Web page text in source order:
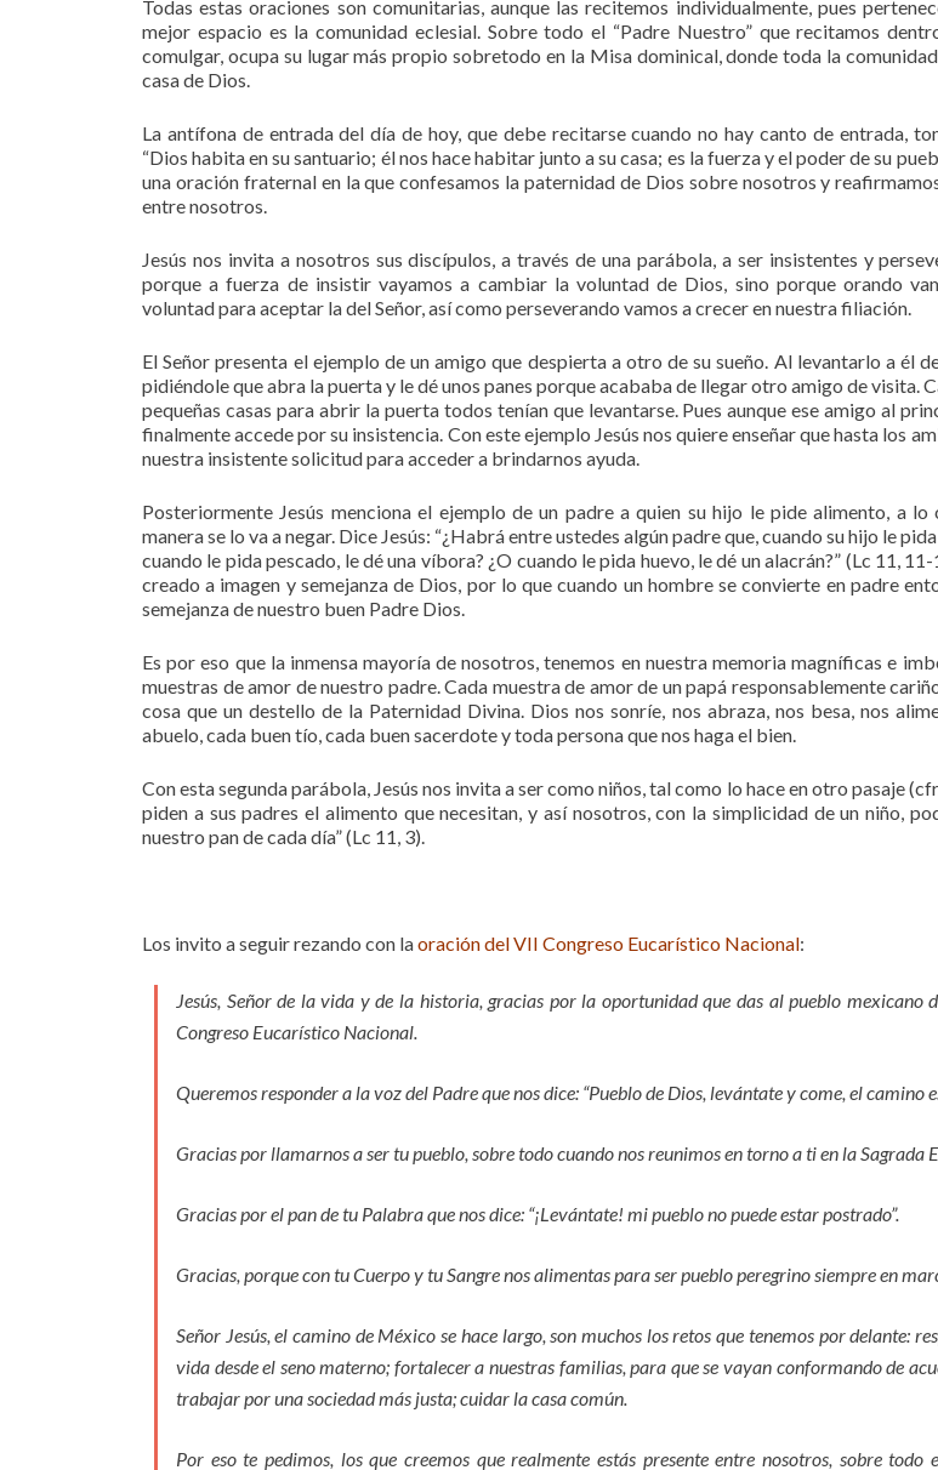
Todas estas oraciones son comunitarias, aunque las recitemos individualmente, pues
mejor espacio es la comunidad eclesial. Sobre todo el “Padre Nuestro” que recitamos
comulgar, ocupa su lugar más propio sobretodo en la Misa dominical, donde toda la
casa de Dios.
La antífona de entrada del día de hoy, que debe recitarse cuando no hay canto de entrada,
“Dios habita en su santuario; él nos hace habitar junto a su casa; es la fuerza y el poder de su
una oración fraternal en la que confesamos la paternidad de Dios sobre nosotros y
entre nosotros.
Jesús nos invita a nosotros sus discípulos, a través de una parábola, a ser insistentes y
porque a fuerza de insistir vayamos a cambiar la voluntad de Dios, sino porque orando
voluntad para aceptar la del Señor, así como perseverando vamos a crecer en nuestra filiación.
El Señor presenta el ejemplo de un amigo que despierta a otro de su sueño. Al levantarlo a él
pidiéndole que abra la puerta y le dé unos panes porque acababa de llegar otro amigo de visita.
pequeñas casas para abrir la puerta todos tenían que levantarse. Pues aunque ese amigo al
finalmente accede por su insistencia. Con este ejemplo Jesús nos quiere enseñar que hasta los
nuestra insistente solicitud para acceder a brindarnos ayuda.
Posteriormente Jesús menciona el ejemplo de un padre a quien su hijo le pide alimento, a lo
manera se lo va a negar. Dice Jesús: “¿Habrá entre ustedes algún padre que, cuando su hijo le
cuando le pida pescado, le dé una víbora? ¿O cuando le pida huevo, le dé un alacrán?” (Lc 11,
creado a imagen y semejanza de Dios, por lo que cuando un hombre se convierte en padre
semejanza de nuestro buen Padre Dios.
Es por eso que la inmensa mayoría de nosotros, tenemos en nuestra memoria magníficas e
muestras de amor de nuestro padre. Cada muestra de amor de un papá responsablemente
cosa que un destello de la Paternidad Divina. Dios nos sonríe, nos abraza, nos besa, nos
abuelo, cada buen tío, cada buen sacerdote y toda persona que nos haga el bien.
Con esta segunda parábola, Jesús nos invita a ser como niños, tal como lo hace en otro pasaje
piden a sus padres el alimento que necesitan, y así nosotros, con la simplicidad de un niño,
nuestro pan de cada día” (Lc 11, 3).
Los invito a seguir rezando con laoración del VII Congreso Eucarístico Nacional:
Jesús, Señor de la vida y de la historia, gracias por la oportunidad que das al pueblo mexicano
Congreso Eucarístico Nacional.
Queremos responder a la voz del Padre que nos dice: “Pueblo de Dios, levántate y come, el camino
Gracias por llamarnos a ser tu pueblo, sobre todo cuando nos reunimos en torno a ti en la Sagrada
Gracias por el pan de tu Palabra que nos dice: “¡Levántate! mi pueblo no puede estar postrado”.
Gracias, porque con tu Cuerpo y tu Sangre nos alimentas para ser pueblo peregrino siempre en
Señor Jesús, el camino de México se hace largo, son muchos los retos que tenemos por delante:
vida desde el seno materno; fortalecer a nuestras familias, para que se vayan conformando de
trabajar por una sociedad más justa; cuidar la casa común.
Por eso te pedimos, los que creemos que realmente estás presente entre nosotros, sobre todo